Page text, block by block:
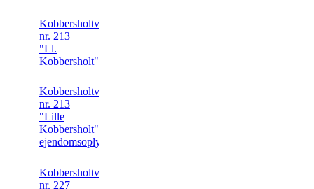
Kobbersholtvej
nr. 213
"Ll.
Kobbersholt"
Kobbersholtvej
nr. 213
"Lille
Kobbersholt"
ejendomsoplysninger
Kobbersholtvej
nr. 227